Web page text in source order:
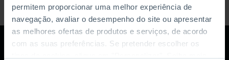
permitem proporcionar uma melhor experiência de
navegação, avaliar o desempenho do site ou apresentar
as melhores ofertas de produtos e serviços, de acordo
com as suas preferências. Se pretender escolher os